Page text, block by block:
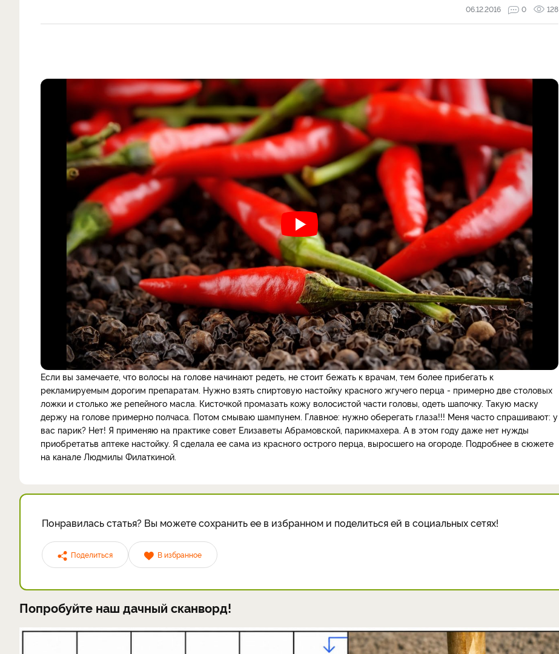
06.12.2016
0 128
Если вы замечаете, что волосы на голове начинают редеть, не стоит бежать к врачам, тем более прибегать к
рекламируемым дорогим препаратам. Нужно взять спиртовую настойку красного жгучего перца - примерно две столовых
ложки и столько же репейного масла. Кисточкой промазать кожу волосистой части головы, одеть шапочку. Такую маску
держу на голове примерно полчаса. Потом смываю шампунем. Главное: нужно оберегать глаза!!! Меня часто спрашивают: у
вас парик? Нет! Я применяю на практике совет Елизаветы Абрамовской, парикмахера. А в этом году даже нет нужды
приобретатьв аптеке настойку. Я сделала ее сама из красного острого перца, выросшего на огороде. Подробнее в сюжете
на канале Людмилы Филаткиной.
Понравилась статья? Вы можете сохранить ее в избранном и поделиться ей в социальных сетях!
Поделиться В избранное
Попробуйте наш дачный сканворд!